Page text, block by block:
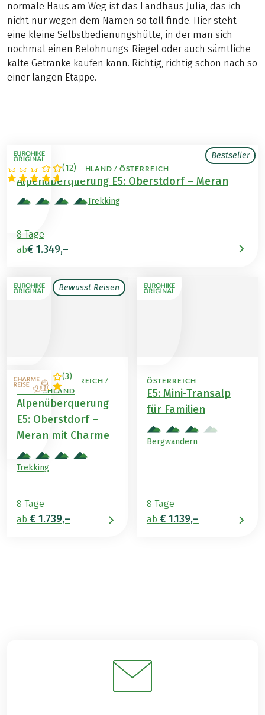
normale Haus am Weg ist das Landhaus Julia, das ich
nicht nur wegen dem Namen so toll finde. Hier steht
eine kleine Selbstbedienungshütte, in der man sich
nochmal einen Belohnungs-Riegel oder auch sämtliche
kalte Getränke kaufen kann. Richtig, richtig schön nach so
einer langen Etappe.
Bestseller
(12)
ITALIEN / DEUTSCHLAND / ÖSTERREICH
Alpenüberquerung E5: Oberstdorf – Meran
Trekking
8 Tage
ab€ 1.349,–
Bewusst Reisen
(3)
ITALIEN / ÖSTERREICH /
DEUTSCHLAND
Alpenüberquerung
E5: Oberstdorf –
Meran mit Charme
Trekking
8 Tage
ab € 1.739,–
ÖSTERREICH
E5: Mini-Transalp
für Familien
Bergwandern
8 Tage
ab € 1.139,–